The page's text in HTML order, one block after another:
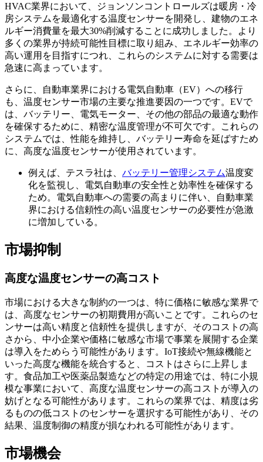
HVAC業界において、ジョンソンコントロールズは暖房・冷
房システムを最適化する温度センサーを開発し、建物のエネ
ルギー消費量を最大30%削減することに成功しました。より
多くの業界が持続可能性目標に取り組み、エネルギー効率の
高い運用を目指すにつれ、これらのシステムに対する需要は
急速に高まっています。
さらに、自動車業界における電気自動車（EV）への移行
も、温度センサー市場の主要な推進要因の一つです。EVで
は、バッテリー、電気モーター、その他の部品の最適な動作
を確保するために、精密な温度管理が不可欠です。これらの
システムでは、性能を維持し、バッテリー寿命を延ばすため
に、高度な温度センサーが使用されています。
例えば、テスラ社は、 バッテリー管理システム温度変
化を監視し、電気自動車の安全性と効率性を確保する
ため。電気自動車への需要の高まりに伴い、自動車業
界における信頼性の高い温度センサーの必要性が急激
に増加している。
市場抑制
高度な温度センサーの高コスト
市場における大きな制約の一つは、特に価格に敏感な業界で
は、高度なセンサーの初期費用が高いことです。これらのセ
ンサーは高い精度と信頼性を提供しますが、そのコストの高
さから、中小企業や価格に敏感な市場で事業を展開する企業
は導入をためらう可能性があります。IoT接続や無線機能と
いった高度な機能を統合すると、コストはさらに上昇しま
す。食品加工や医薬品製造などの特定の用途では、特に小規
模な事業において、高度な温度センサーの高コストが導入の
妨げとなる可能性があります。これらの業界では、精度は劣
るものの低コストのセンサーを選択する可能性があり、その
結果、温度制御の精度が損なわれる可能性があります。
市場機会